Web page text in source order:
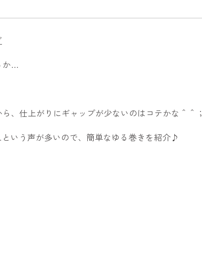
か…
、仕上がりにギャップが少ないのはコテかな＾＾；
いう声が多いので、簡単なゆる巻きを紹介♪